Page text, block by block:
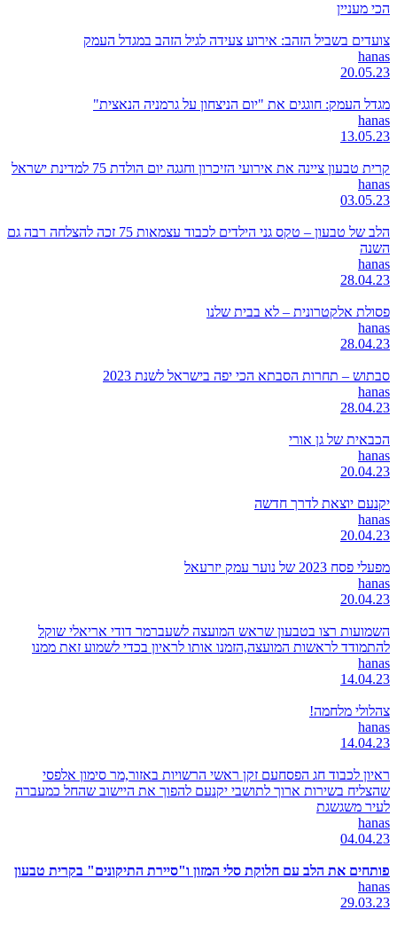
הכי מעניין
צועדים בשביל הזהב: אירוע צעידה לגיל הזהב במגדל העמק
hanas
20.05.23
מגדל העמק: חוגגים את "יום הניצחון על גרמניה הנאצית"
hanas
13.05.23
קרית טבעון ציינה את אירועי הזיכרון וחגגה יום הולדת 75 למדינת ישראל
hanas
03.05.23
הלב של טבעון – טקס גני הילדים לכבוד עצמאות 75 זכה להצלחה רבה גם
השנה
hanas
28.04.23
פסולת אלקטרונית – לא בבית שלנו
hanas
28.04.23
סבתוש – תחרות הסבתא הכי יפה בישראל לשנת 2023
hanas
28.04.23
הכבאית של גן אורי
hanas
20.04.23
יקנעם יוצאת לדרך חדשה
hanas
20.04.23
מפעלי פסח 2023 של נוער עמק יזרעאל
hanas
20.04.23
השמועות רצו בטבעון שראש המועצה לשעברמר דודי אריאלי שוקל
להתמודד לראשות המועצה,הזמנו אותו לראיון בכדי לשמוע זאת ממנו
hanas
14.04.23
צהלולי מלחמה!
hanas
14.04.23
ראיון לכבוד חג הפסחעם זקן ראשי הרשויות באזור,מר סימון אלפסי
שהצליח בשירות ארוך לתושבי יקנעם להפוך את היישוב שהחל כמעברה
לעיר משגשגת
hanas
04.04.23
פותחים את הלב עם חלוקת סלי המזון ו"סיירת התיקונים" בקרית טבעון
hanas
29.03.23